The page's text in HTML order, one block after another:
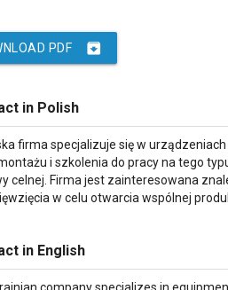
archive
PDF
in Polish
firma specjalizuje się w
i szkolenia do pracy na tego
celnej. Firma jest zainteresowana
w celu otwarcia wspólnej
in English